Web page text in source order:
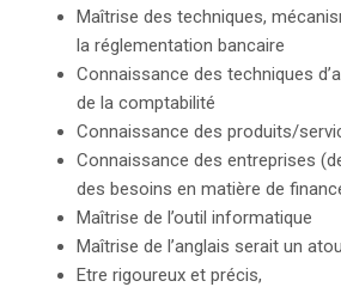
Maîtrise des techniques,
la réglementation bancaire
Connaissance des techniques
de la comptabilité
Connaissance des produits/
Connaissance des entreprises
des besoins en matière de
Maîtrise de l’outil informatique
Maîtrise de l’anglais serait un
Etre rigoureux et précis,